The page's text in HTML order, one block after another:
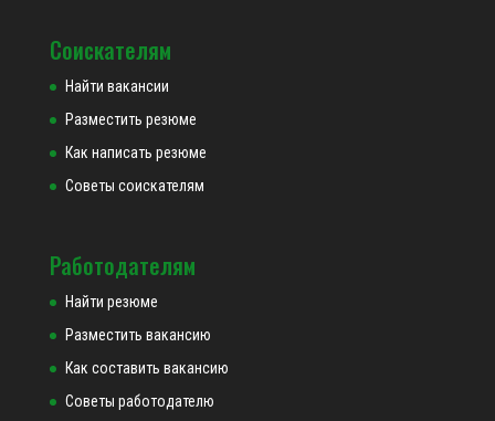
Соискателям
Найти вакансии
Разместить резюме
Как написать резюме
Советы соискателям
Работодателям
Найти резюме
Разместить вакансию
Как составить вакансию
Советы работодателю